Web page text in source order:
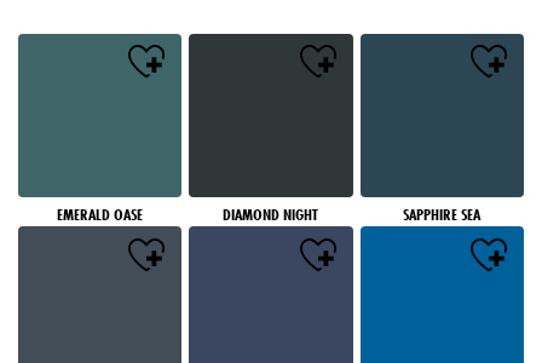
EMERALD OASE DIAMOND NIGHT SAPPHIRE SEA